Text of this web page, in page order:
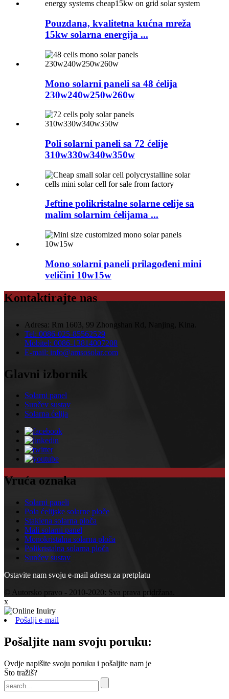
Pouzdana, kvalitetna kućna mreža
15kw solarna energija ...
Mono solarni paneli sa 48 ćelija
230w240w250w260w
Poli solarni paneli sa 72 ćelije
310w330w340w350w
Jeftine polikristalne solarne celije sa
malim solarnim ćelijama ...
Mono solarni paneli prilagođeni mini
veličini 10w15w
Kontaktirajte nas
Adresa: Rm 1603, 99 Zhongshan Rd, Nanjing, Kina.
Tel: 0086-025-85562529
Mobitel: 0086-13814007208
E-mail: info@amsosolar.com
Glavni izbornik
Solarni panel
Sunčev sustav
Solarna ćelija
Vruća oznaka
Solarni paneli
Pola ćelijske solarne ploče
Staklena solarna ploča
Mali solarni panel
Monokristalna solarna ploča
Polikristalna solarna ploča
Sunčev sustav
Ostavite nam svoju e-mail adresu za pretplatu
© Autorsko pravo - 2010-2020: Sva prava pridržana.
x
Pošalji e-mail
Pošaljite nam svoju poruku:
Ovdje napišite svoju poruku i pošaljite nam je
Što tražiš?